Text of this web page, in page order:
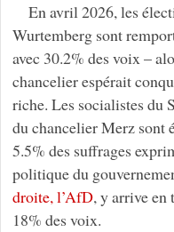
En avril 2026, les
Wurtemberg sont
avec 30.2% des voix –
chancelier espérait
riche. Les socialistes du
du chancelier Merz sont
5.5% des suffrages
politique du
droite, l’AfD, y arrive en
18% des voix.